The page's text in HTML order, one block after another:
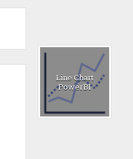
Line Chart
PowerBI